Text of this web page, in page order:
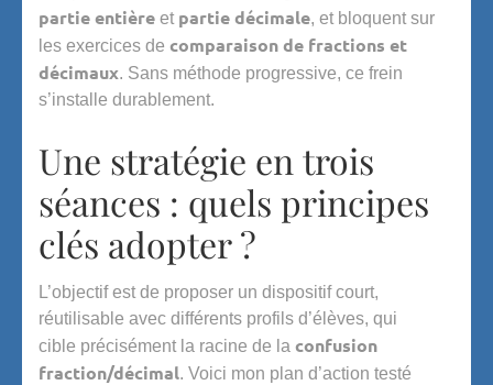
partie entière et partie décimale, et bloquent sur
les exercices de comparaison de fractions et
décimaux. Sans méthode progressive, ce frein
s’installe durablement.
Une stratégie en trois
séances : quels principes
clés adopter ?
L’objectif est de proposer un dispositif court,
réutilisable avec différents profils d’élèves, qui
cible précisément la racine de la confusion
fraction/décimal. Voici mon plan d’action testé